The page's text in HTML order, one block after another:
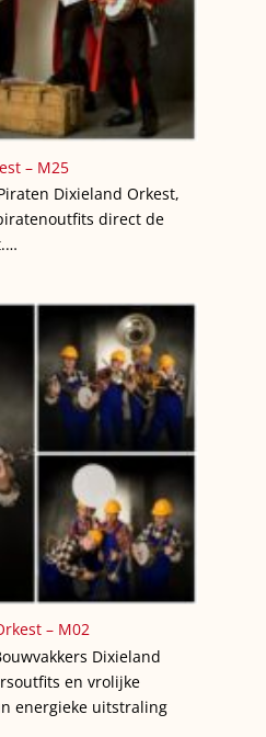
– M25
Dixieland Orkest,
direct de
– M02
Dixieland
en vrolijke
energieke uitstraling